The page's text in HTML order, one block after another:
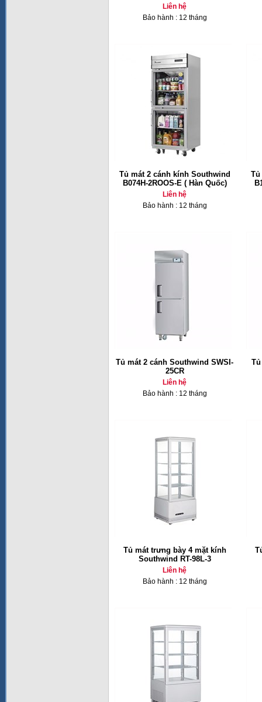
Liên hệ
Bảo hành : 12 tháng
Tủ mát 2 cánh kính Southwind
B074H-2ROOS-E ( Hàn Quốc)
Liên hệ
Bảo hành : 12 tháng
Tủ
Tủ mát 2 cánh Southwind SWSI-
25CR
Liên hệ
Bảo hành : 12 tháng
Tủ mát trưng bày 4 mặt kính
Southwind RT-98L-3
Liên hệ
Bảo hành : 12 tháng